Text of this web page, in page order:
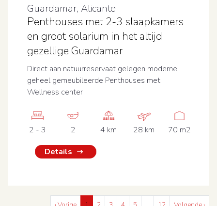
Guardamar, Alicante
Penthouses met 2-3 slaapkamers
en groot solarium in het altijd
gezellige Guardamar
Direct aan natuurreservaat gelegen moderne,
geheel gemeubileerde Penthouses met
Wellness center
2 - 3 2 4 km 28 km 70 m2
Details